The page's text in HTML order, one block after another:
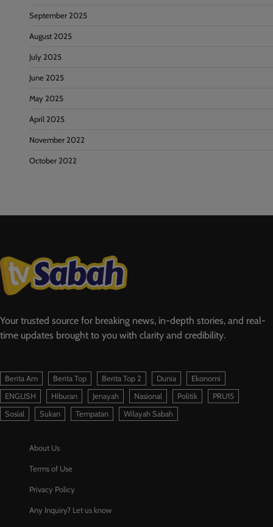
September 2025
August 2025
July 2025
June 2025
May 2025
April 2025
November 2022
October 2022
Your trusted source for breaking news, in-depth stories, and real-
time updates brought to you with clarity and credibility.
Berita Am Berita Top Berita Top 2 Dunia
Ekonomi
ENGLISH
Hiburan Jenayah Nasional Politik
PRU15
Sosial
Sukan Tempatan Wilayah Sabah
About Us
Terms of Use
Privacy Policy
Any Inquiry? Let us know